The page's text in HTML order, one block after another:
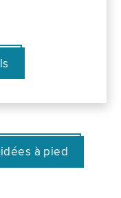
à pied